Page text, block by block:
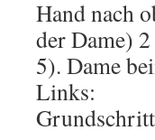
Hand nach
der Dame)
5). Dame
Links: